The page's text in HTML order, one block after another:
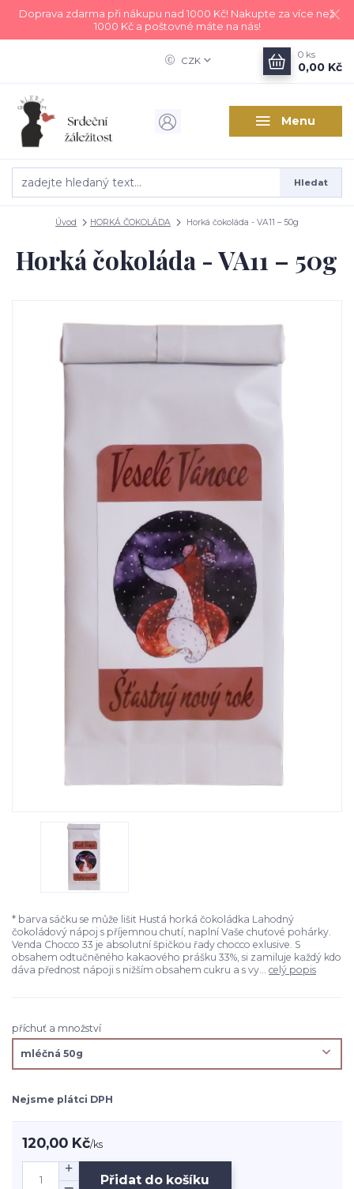
Doprava zdarma při nákupu nad 1000 Kč! Nakupte za více než
1000 Kč a poštovné máte na nás!
Menu
CZK
Hledat
0 ks
0,00 Kč
Úvod HORKÁ ČOKOLÁDA Horká čokoláda - VA11 – 50g
Horká čokoláda - VA11 – 50g
* barva sáčku se může lišit Hustá horká čokoládka Lahodný
čokoládový nápoj s příjemnou chutí, naplní Vaše chuťové pohárky.
Venda Chocco 33 je absolutní špičkou řady chocco exlusive. S
obsahem odtučněného kakaového prášku 33%, si zamiluje každý kdo
dáva přednost nápoji s nižším obsahem cukru a s vy... celý popis
příchuť a množství
Nejsme plátci DPH
120,00 Kč/ks
Přidat do košíku